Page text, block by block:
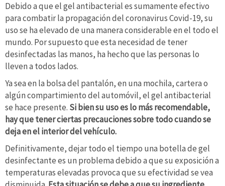
Debido a que el gel antibacterial es sumamente efectivo
para combatir la propagación del coronavirus Covid-19, su
uso se ha elevado de una manera considerable en el todo el
mundo. Por supuesto que esta necesidad de tener
desinfectadas las manos, ha hecho que las personas lo
lleven a todos lados.
Ya sea en la bolsa del pantalón, en una mochila, cartera o
algún compartimiento del automóvil, el gel antibacterial
se hace presente. Si bien su uso es lo más recomendable,
hay que tener ciertas precauciones sobre todo cuando se
deja en el interior del vehículo.
Definitivamente, dejar todo el tiempo una botella de gel
desinfectante es un problema debido a que su exposición a
temperaturas elevadas provoca que su efectividad se vea